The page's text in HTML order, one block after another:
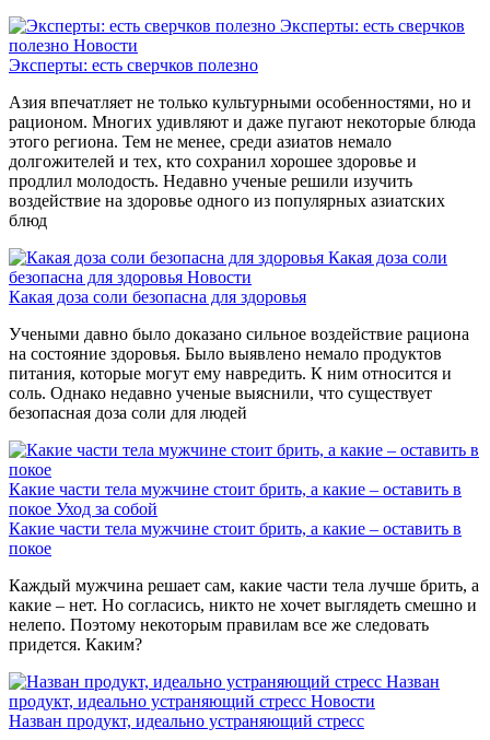
Эксперты: есть сверчков
полезно Новости
Эксперты: есть сверчков полезно
Азия впечатляет не только культурными особенностями, но и
рационом. Многих удивляют и даже пугают некоторые блюда
этого региона. Тем не менее, среди азиатов немало
долгожителей и тех, кто сохранил хорошее здоровье и
продлил молодость. Недавно ученые решили изучить
воздействие на здоровье одного из популярных азиатских
блюд
Какая доза соли
безопасна для здоровья Новости
Какая доза соли безопасна для здоровья
Учеными давно было доказано сильное воздействие рациона
на состояние здоровья. Было выявлено немало продуктов
питания, которые могут ему навредить. К ним относится и
соль. Однако недавно ученые выяснили, что существует
безопасная доза соли для людей
Какие части тела мужчине стоит брить, а какие – оставить в
покое Уход за собой
Какие части тела мужчине стоит брить, а какие – оставить в
покое
Каждый мужчина решает сам, какие части тела лучше брить, а
какие – нет. Но согласись, никто не хочет выглядеть смешно и
нелепо. Поэтому некоторым правилам все же следовать
придется. Каким?
Назван
продукт, идеально устраняющий стресс Новости
Назван продукт, идеально устраняющий стресс